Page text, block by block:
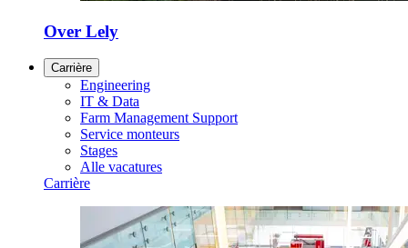
Over Lely
Carrière
Engineering
IT & Data
Farm Management Support
Service monteurs
Stages
Alle vacatures
Carrière